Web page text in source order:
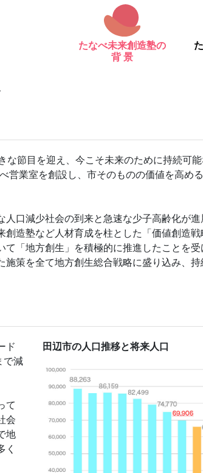
たなべ未来創造塾の
背 景
節目を迎え、今こそ未来のために持続可能
営業室を創設し、市そのものの価値を高め
口減少社会の到来と急速な少子高齢化が進
造塾など人材育成を柱とした「価値創造戦
「地方創生」を積極的に推進したことを
策を全て地方創生総合戦略に盛り込み、持
ド
で減
て
会
地
く
田辺市の人口推移と将来人口